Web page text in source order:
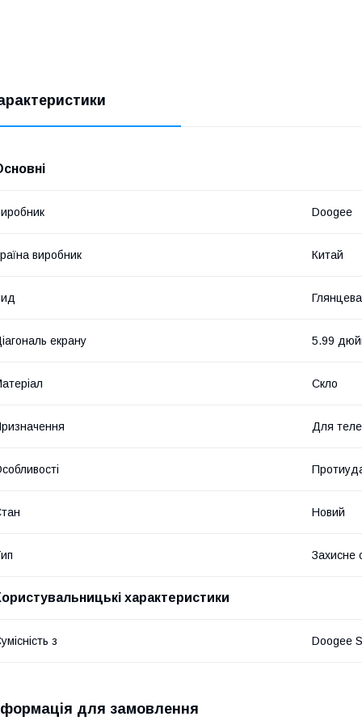
Doogee
виробник Китай
Глянцева
екрану 5.99
Скло
Для
Новий
Захисне
характеристики
з Doogee
для замовлення